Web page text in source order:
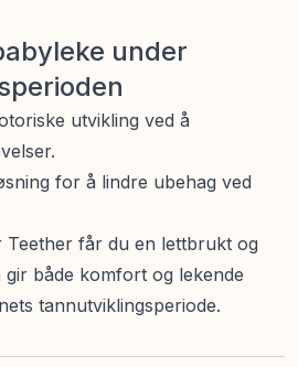
under
utvikling ved å
for å lindre ubehag ved
Teether får du en lettbrukt og
både komfort og lekende
tannutviklingsperiode.